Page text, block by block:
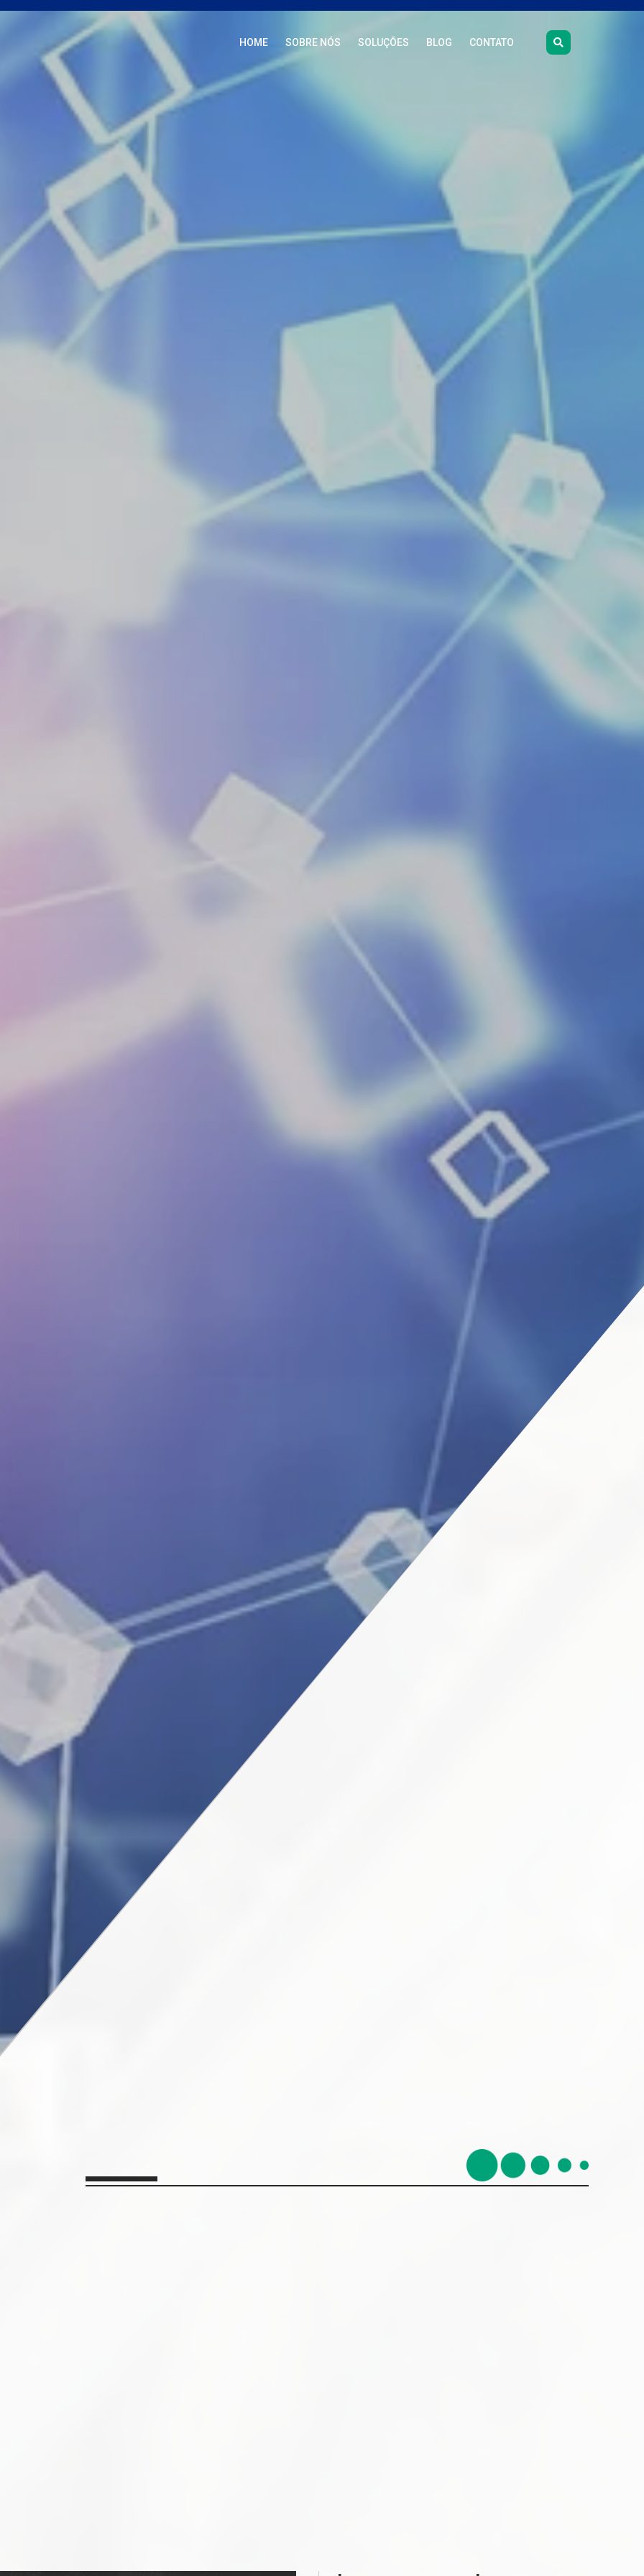
HOME SOBRE NÓS SOLUÇÕES BLOG CONTATO